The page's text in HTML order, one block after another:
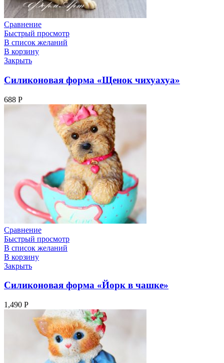
Сравнение
Быстрый просмотр
В список желаний
В корзину
Закрыть
Силиконовая форма «Щенок чихуахуа»
688 Р
Сравнение
Быстрый просмотр
В список желаний
В корзину
Закрыть
Силиконовая форма «Йорк в чашке»
1,490 Р